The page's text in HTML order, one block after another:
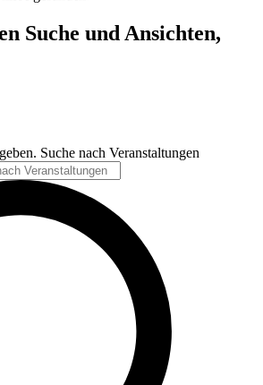
Suche und Ansichten,
Suche nach Veranstaltungen